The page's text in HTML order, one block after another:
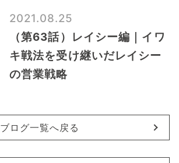
2021.08.25
（第63話）レイシー編｜イワ
キ戦法を受け継いだレイシー
の営業戦略
ブログ一覧へ戻る